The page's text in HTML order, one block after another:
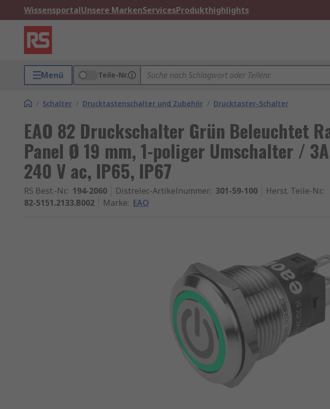
WissensportalUnsere MarkenServicesProdukthighlights
Menü Teile-Nr.
/ Schalter / Drucktastenschalter und Zubehör / Drucktaster-Schalter
EAO 82 Druckschalter Grün Beleuchtet
Panel Ø 19 mm, 1-poliger Umschalter /
240 V ac, IP65, IP67
RS Best.-Nr.: 194-2060 Distrelec-Artikelnummer: 301-59-100 Herst. Teile-Nr.:
82-5151.2133.B002
Marke: EAO